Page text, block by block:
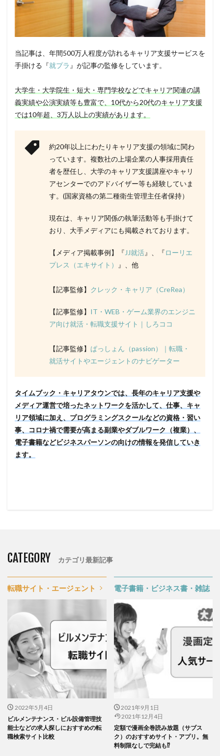
当記事は、年間500万人程度が訪れるキャリア支援サービスを
手掛ける『就プラ 』が記事の監修をしています。
大学生・大学院生・短大・専門学校などでキャリア関連の講
義実績や公演実績等も豊富で、10代から20代のキャリア支援
では10年超、3万人以上の実績があります。
約20年以上にわたりキャリア支援の領域に関わ
っています。複数社の上場企業の人事採用責任
者を歴任し、大学のキャリア支援講座やキャリ
アセンターでのアドバイザー等も経験していま
す。(国家資格の第二種衛生管理主任者保持）
現在は、キャリア関係の執筆活動等も手掛けて
おり、大手メディアにも掲載されております。
【メディア掲載事例】『 JJ就活』、『ローリエ
プレス（エキサイト）
』、他
【記事監修】 クレック・キャリア（CreRea）
【記事監修】 IT・WEB・ゲーム業界のエンジニ
ア向け就活・転職支援サイト｜しろココ
【記事監修】 ぱっしょん（passion）｜転職・
就活サイトやエージェントのナビゲーター
タイムブック・キャリアタウンでは、長年のキャリア支援や
メディア運営で培ったネットワークを活かして、仕事、キャ
リア領域に加え、プログラミングスクールなどの資格・習い
事、コロナ禍で需要が高まる副業やダブルワーク（複業）、
電子書籍などビジネスパーソンの向けの情報を発信していき
ます。
CATEGORY カテゴリ最新記事
転職サイト・エージェント
2022年5月4日
ビルメンテナンス・ビル設備管理技
能士などの求人探しにおすすめの転
職検索サイト比較
電子書籍・ビジネス書・雑誌
2021年9月1日
2021年12月4日
定額で漫画全巻読み放題（サブス
ク）のおすすめサイト・アプリ。無
料制限なしで完結も⁉